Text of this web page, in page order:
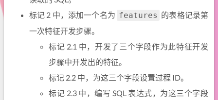
标记 2 中，添加一个名为 features 的表格记录第
一次特征开发步骤。
标记 2.1 中，开发了三个字段作为此特征开发
步骤中开发出的特征。
标记 2.2 中，为这三个字段设置过程 ID。
标记 2.3 中，编写 SQL 表达式，为这三个字段